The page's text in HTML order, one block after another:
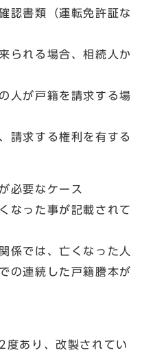
認書類（運転免許証な
られる場合、相続人か
人が戸籍を請求する場
請求する権利を有する
必要なケース
なった事が記載されて
係では、亡くなった人
の連続した戸籍謄本が
度あり、改製されてい